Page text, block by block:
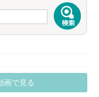
画で見る